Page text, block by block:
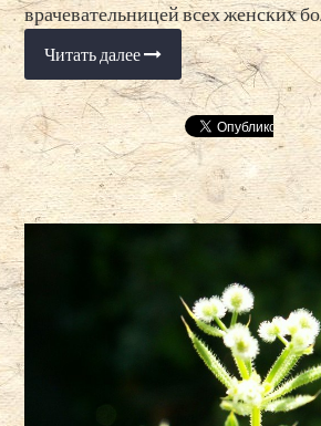
врачевательницей всех женских
Читать далее«Полынь
горькая
в
народной
медицине»